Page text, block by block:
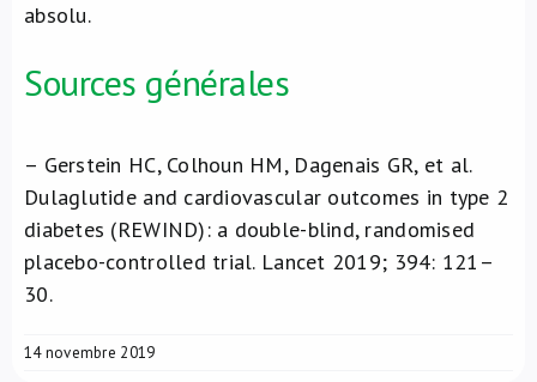
absolu.
Sources générales
– Gerstein HC, Colhoun HM, Dagenais GR, et al.
Dulaglutide and cardiovascular outcomes in type 2
diabetes (REWIND): a double-blind, randomised
placebo-controlled trial. Lancet 2019; 394: 121–
30.
14 novembre 2019